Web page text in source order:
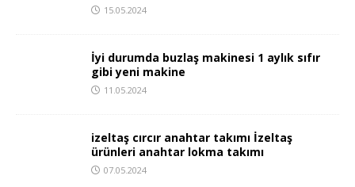
15.05.2024
İyi durumda buzlaş makinesi 1 aylık sıfır
gibi yeni makine
11.05.2024
izeltaş cırcır anahtar takımı İzeltaş
ürünleri anahtar lokma takımı
07.05.2024